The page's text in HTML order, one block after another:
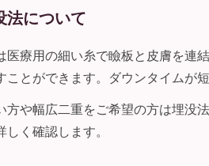
法について
医療用の細い糸で瞼板と皮膚を連
ことができます。ダウンタイムが
方や幅広二重をご希望の方は埋没
しく確認します。